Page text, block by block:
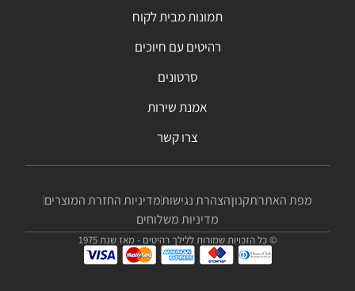
תמונות מבית לקוח
רהיטים עם חיוכים
סרטונים
אמנת שירות
צרו קשר
מפת האתרתקנוןהצהרת נגישותמדיניות החזרת המוצרים
מדיניות משלוחים
© כל הזכויות שמורות ללילך רהיטים - מאז שנת 1975